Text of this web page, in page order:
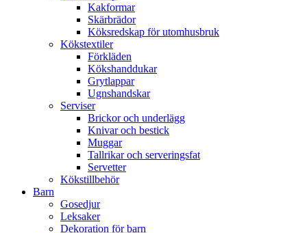
Kakformar
Skärbrädor
Köksredskap för utomhusbruk
Kökstextiler
Förkläden
Kökshanddukar
Grytlappar
Ugnshandskar
Serviser
Brickor och underlägg
Knivar och bestick
Muggar
Tallrikar och serveringsfat
Servetter
Kökstillbehör
Barn
Gosedjur
Leksaker
Dekoration för barn